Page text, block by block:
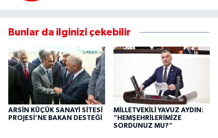
Bunlar da ilginizi çekebilir
ARSİN KÜÇÜK SANAYİ SİTESİ
PROJESİ’NE BAKAN DESTEĞİ
MİLLETVEKİLİ YAVUZ AYDIN:
“HEMŞEHRİLERİMİZE
SORDUNUZ MU?”